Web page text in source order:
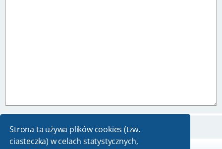
Strona ta używa plików cookies (tzw.
ciasteczka) w celach statystycznych,